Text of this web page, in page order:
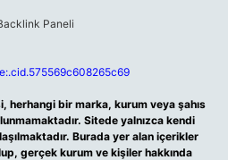
herhangi bir marka, kurum veya şahıs
Sitede yalnızca kendi
Burada yer alan içerikler
gerçek kurum ve kişiler hakkında